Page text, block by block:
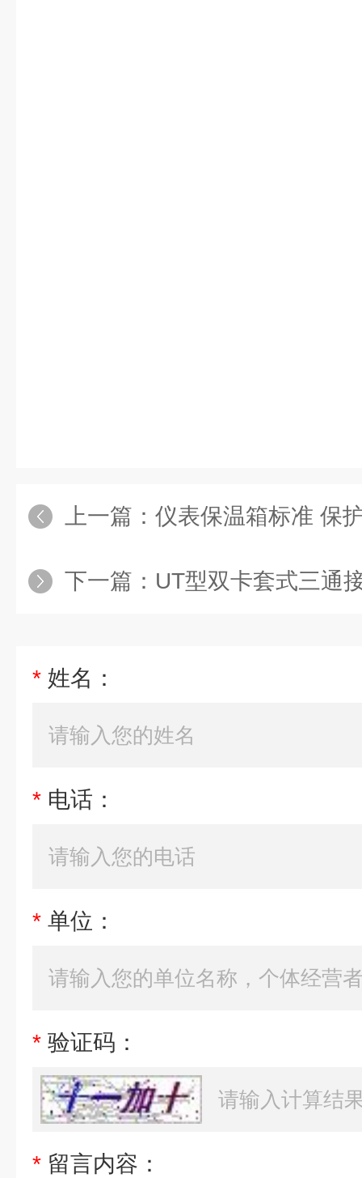
上一篇： 仪表保温箱标准 保
下一篇： UT型双卡套式三通
* 姓名：
* 电话：
* 单位：
* 验证码：
* 留言内容：